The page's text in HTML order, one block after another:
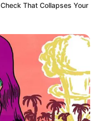
To Perform Better
That Collapses Your